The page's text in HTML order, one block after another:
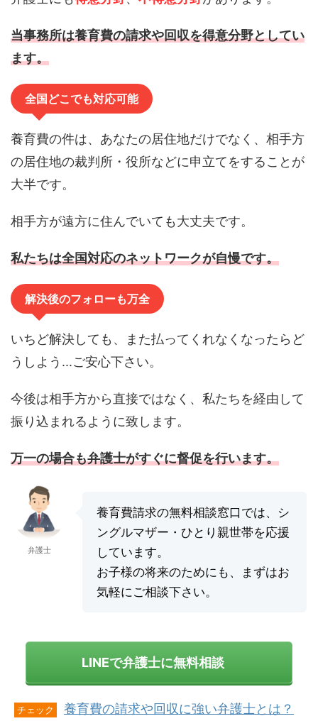
当事務所は養育費の請求や回収を得意分野としてい
ます。
全国どこでも対応可能
養育費の件は、あなたの居住地だけでなく、相手方
の居住地の裁判所・役所などに申立てをすることが
大半です。
相手方が遠方に住んでいても大丈夫です。
私たちは全国対応のネットワークが自慢です。
解決後のフォローも万全
いちど解決しても、また払ってくれなくなったらど
うしよう...ご安心下さい。
今後は相手方から直接ではなく、私たちを経由して
振り込まれるように致します。
万一の場合も弁護士がすぐに督促を行います。
弁護士
養育費請求の無料相談窓口では、シ
ングルマザー・ひとり親世帯を応援
しています。
お子様の将来のためにも、まずはお
気軽にご相談下さい。
LINEで弁護士に無料相談
チェック 養育費の請求や回収に強い弁護士とは？